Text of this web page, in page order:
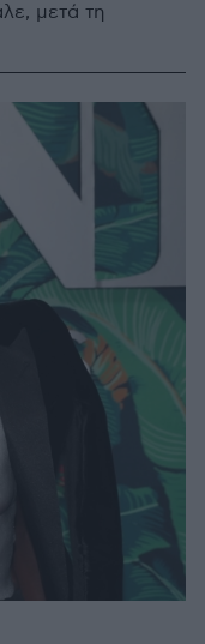
μετά τη